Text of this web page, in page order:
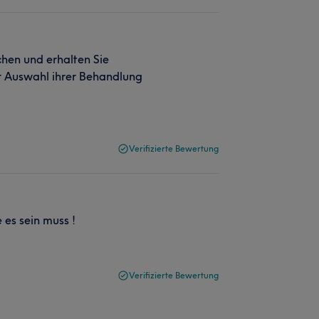
und erhalten Sie
ihrer Behandlung
Verifizierte Bewertung
sein muss !
Verifizierte Bewertung